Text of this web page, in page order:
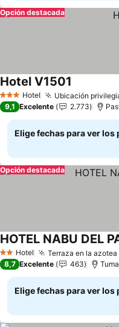
Opción destacada
3 Estrellas
Hotel Ubicación
Hotel V1501
9,1 Excelente 2.773
Elige fechas para ver los
Opción destacada
2 Estrellas
Hotel Terraza en la
HOTEL NABU DEL
8,7 Excelente 463
Elige fechas para ver los